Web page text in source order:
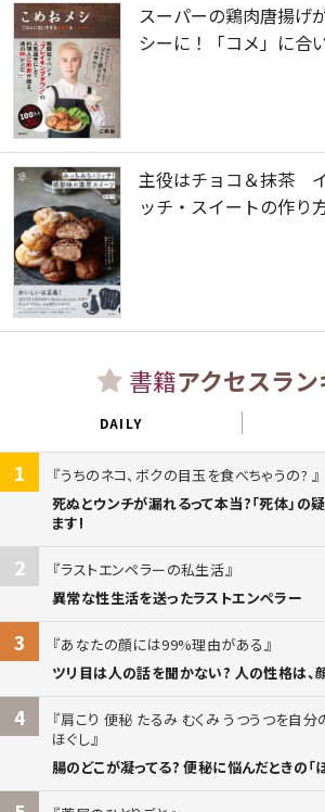
スーパーの鶏肉唐揚
シーに！「コメ」に合
主役はチョコ＆抹茶
ッチ・スイートの作り
書籍アクセスラ
DAILY
1
うちのネコ、ボクの目玉を食べちゃうの?
死ぬとウンチが漏れるって本当?「死体」の
ます!
2
ラストエンペラーの私生活
異常な性生活を送ったラストエンペラー
3
あなたの顔には99%理由がある
ツリ目は人の話を聞かない? 人の性格は、
4
肩こり 便秘 たるみ むくみ うつうつを自分
ほぐし
腸のどこが凝ってる? 便秘に悩んだときの「